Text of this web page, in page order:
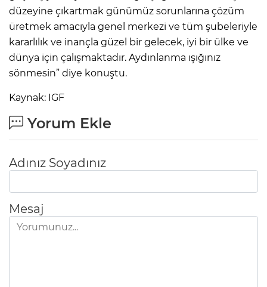
düzeyine çıkartmak günümüz sorunlarına çözüm
üretmek amacıyla genel merkezi ve tüm şubeleriyle
kararlılık ve inançla güzel bir gelecek, iyi bir ülke ve
dünya için çalışmaktadır. Aydınlanma ışığınız
sönmesin” diye konuştu.
Kaynak: IGF
Yorum Ekle
Adınız Soyadınız
Mesaj